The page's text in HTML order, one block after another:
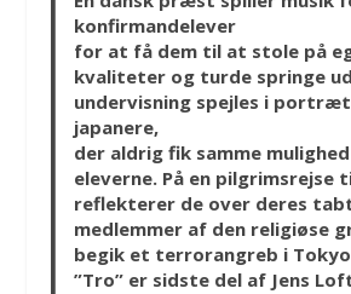
konfirmandelever
for at få dem til at stole på
kvaliteter og turde springe
undervisning spejles i
japanere,
der aldrig fik samme
eleverne. På en pilgrimsrejse
reflekterer de over deres
medlemmer af den religiøse
begik et terrorangreb i Tokyo
”Tro” er sidste del af Jens